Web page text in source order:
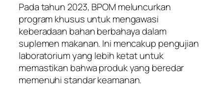
Pada tahun 2023, BPOM meluncurkan
program khusus untuk mengawasi
keberadaan bahan berbahaya dalam
suplemen makanan. Ini mencakup pengujian
laboratorium yang lebih ketat untuk
memastikan bahwa produk yang beredar
memenuhi standar keamanan.